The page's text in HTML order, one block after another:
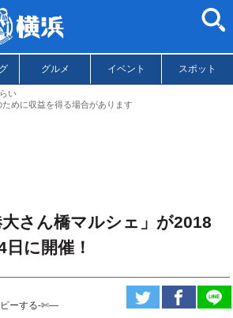
グルメ イベント スポット
い
めに収益を得る場合があります
さん橋マルシェ」が2018
に開催！
ピーする-✄—